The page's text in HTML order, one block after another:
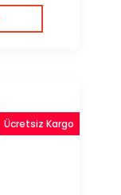
Ücretsiz Kargo